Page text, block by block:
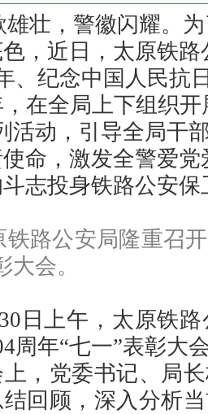
雄壮，警徽闪耀。
，近日，太原铁
、纪念中国人民抗
，在全局上下组织
活动，引导全局干
命，激发全警爱
志投身铁路公安保
铁路公安局隆重召
大会。
日上午，太原铁
周年“七一”表彰大
，党委书记、局
回顾，深入分析